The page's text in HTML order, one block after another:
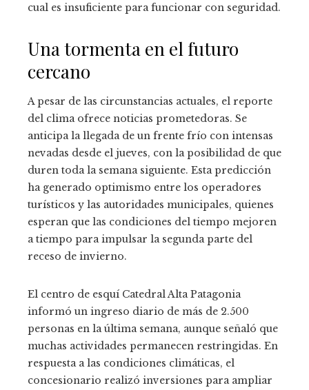
cual es insuficiente para funcionar con seguridad.
Una tormenta en el futuro
cercano
A pesar de las circunstancias actuales, el reporte
del clima ofrece noticias prometedoras. Se
anticipa la llegada de un frente frío con intensas
nevadas desde el jueves, con la posibilidad de que
duren toda la semana siguiente. Esta predicción
ha generado optimismo entre los operadores
turísticos y las autoridades municipales, quienes
esperan que las condiciones del tiempo mejoren
a tiempo para impulsar la segunda parte del
receso de invierno.
El centro de esquí Catedral Alta Patagonia
informó un ingreso diario de más de 2.500
personas en la última semana, aunque señaló que
muchas actividades permanecen restringidas. En
respuesta a las condiciones climáticas, el
concesionario realizó inversiones para ampliar